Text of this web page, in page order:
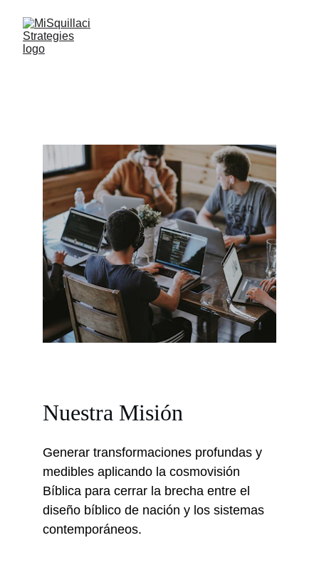
Nuestra Misión
Generar transformaciones profundas y
medibles aplicando la cosmovisión
Bíblica para cerrar la brecha entre el
diseño bíblico de nación y los sistemas
contemporáneos.